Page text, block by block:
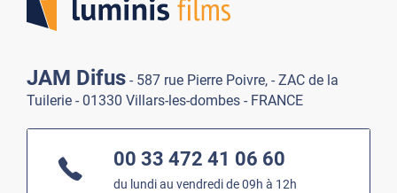
JAM Difus - 587 rue Pierre Poivre, - ZAC de la
Tuilerie - 01330 Villars-les-dombes - FRANCE
00 33 472 41 06 60
du lundi au vendredi de 09h à 12h